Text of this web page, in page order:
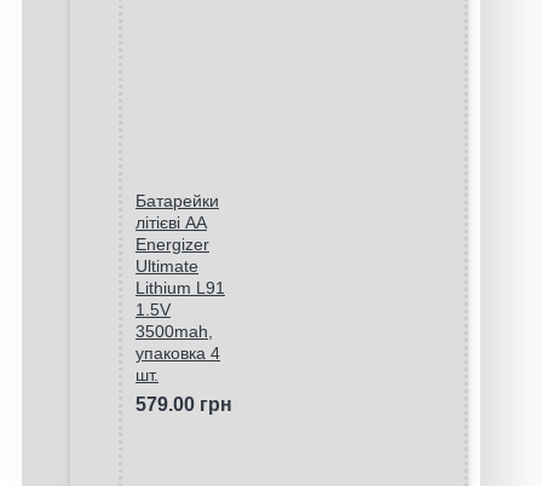
Батарейки
літієві AA
Energizer
Ultimate
Lithium L91
1.5V
3500mah,
упаковка 4
шт.
579.00 грн